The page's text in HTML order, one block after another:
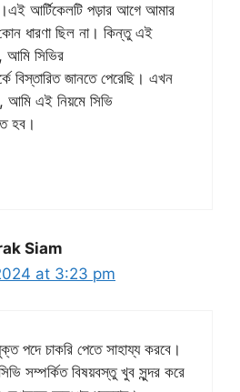
আর্টিকেলটি পড়ার আগে আমার
ধারণা ছিল না। কিন্তু এই
আমি সিভির
বিস্তারিত জানতে পেরেছি। এখন
আমি এই নিয়মে সিভি
হব।
Siam
at 3:23 pm
পদে চাকরি পেতে সাহায্য করবে।
সিভি সম্পর্কিত বিষয়বস্তু খুব সুন্দর করে